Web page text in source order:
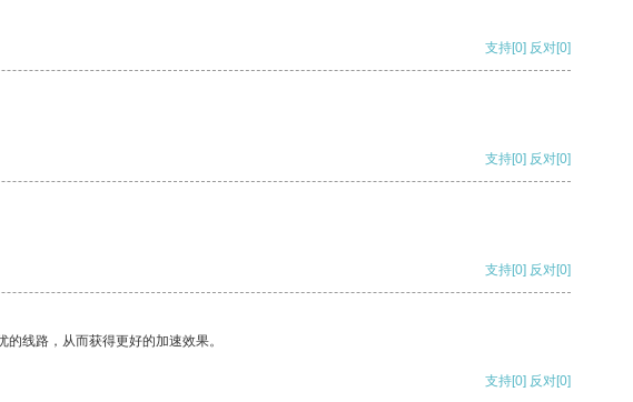
支持[0] 反对[0]
支持[0] 反对[0]
支持[0] 反对[0]
线路，从而获得更好的加速效果。
支持[0] 反对[0]